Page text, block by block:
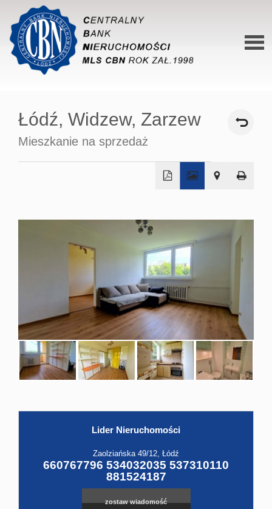
O
Łódź, Widzew, Zarzew
Mieszkanie na sprzedaż
−
Lider Nieruchomości
Zaolziańska 49/12, Łódź
660767796 534032035 537310110
881524187
zostaw wiadomość